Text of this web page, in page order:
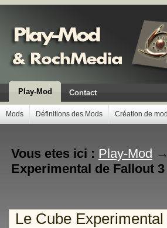
Play-Mod Contact
Mods Définitions des Mods Création de
Vous etes ici : Play-Mod →
Experimental de Fallout 3
Le Cube